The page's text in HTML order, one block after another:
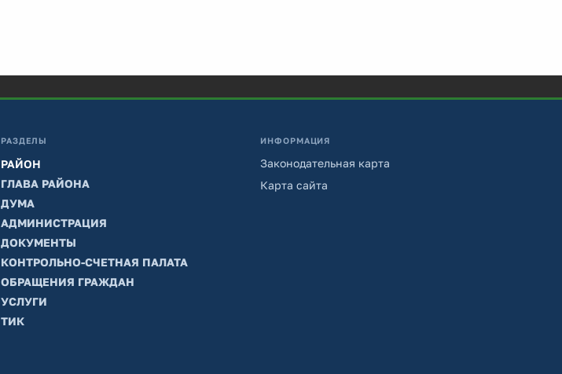
РАЗДЕЛЫ
РАЙОН
ГЛАВА РАЙОНА
ДУМА
АДМИНИСТРАЦИЯ
ДОКУМЕНТЫ
КОНТРОЛЬНО-СЧЕТНАЯ ПАЛАТА
ОБРАЩЕНИЯ ГРАЖДАН
УСЛУГИ
ТИК
ИНФОРМАЦИЯ
Законодательная карта
Карта сайта